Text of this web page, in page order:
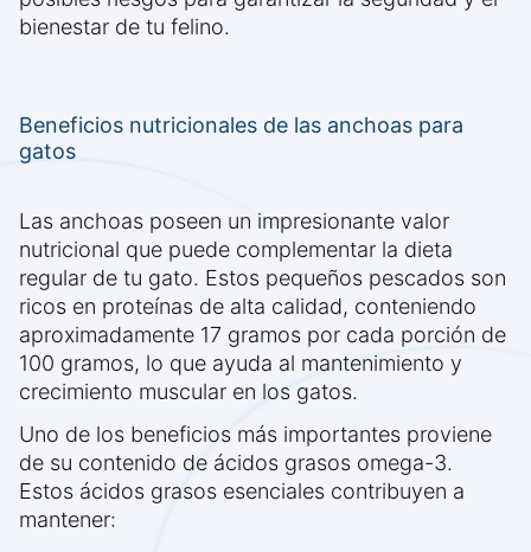
bienestar de tu felino.
Beneficios nutricionales de las anchoas para
gatos
Las anchoas poseen un impresionante valor
nutricional que puede complementar la dieta
regular de tu gato. Estos pequeños pescados son
ricos en proteínas de alta calidad, conteniendo
aproximadamente 17 gramos por cada porción de
100 gramos, lo que ayuda al mantenimiento y
crecimiento muscular en los gatos.
Uno de los beneficios más importantes proviene
de su contenido de ácidos grasos omega-3.
Estos ácidos grasos esenciales contribuyen a
mantener: